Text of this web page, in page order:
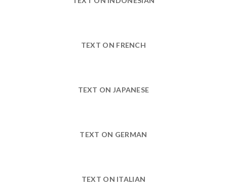
TEXT ON FRENCH
TEXT ON JAPANESE
TEXT ON GERMAN
TEXT ON ITALIAN